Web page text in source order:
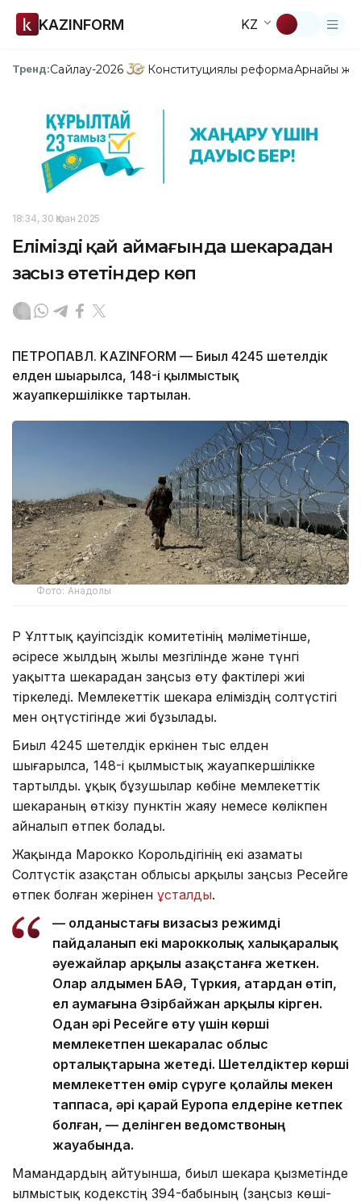
KAZINFORM KZ
Тренд:Сайлау-2026 Конституциялық реформаАрнайы
18:34, 30 Қазан 2025
Еліміздің қай аймағында шекарадан
заңсыз өтетіндер көп
ПЕТРОПАВЛ. KAZINFORM — Биыл 4245 шетелдік
елден шығарылса, 148-і қылмыстық
жауапкершілікке тартылған.
Фото: Анадолы
ҚР Ұлттық қауіпсіздік комитетінің мәліметінше,
әсіресе жылдың жылы мезгілінде және түнгі
уақытта шекарадан заңсыз өту фактілері жиі
тіркеледі. Мемлекеттік шекара еліміздің солтүстігі
мен оңтүстігінде жиі бұзылады.
Биыл 4245 шетелдік еркінен тыс елден
шығарылса, 148-і қылмыстық жауапкершілікке
тартылды. Құқық бұзушылар көбіне мемлекеттік
шекараның өткізу пунктін жаяу немесе көлікпен
айналып өтпек болады.
Жақында Марокко Корольдігінің екі азаматы
Солтүстік Қазақстан облысы арқылы заңсыз Ресейге
өтпек болған жерінен ұсталды.
— Қолданыстағы визасыз режимді
пайдаланып екі марокколық халықаралық
әуежайлар арқылы Қазақстанға жеткен.
Олар алдымен БАӘ, Түркия, Қатардан өтіп,
ел аумағына Әзірбайжан арқылы кірген.
Одан әрі Ресейге өту үшін көрші
мемлекетпен шекаралас облыс
орталықтарына жетеді. Шетелдіктер көрші
мемлекеттен өмір сүруге қолайлы мекен
таппаса, әрі қарай Еуропа елдеріне кетпек
болған, — делінген ведомствоның
жауабында.
Мамандардың айтуынша, биыл шекара қызметінде
Қылмыстық кодекстің 394-бабының (заңсыз көші-